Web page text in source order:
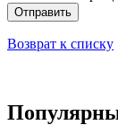
Отправить
Возврат к списку